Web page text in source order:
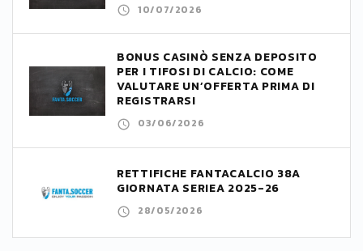
10/07/2026
BONUS CASINÒ SENZA DEPOSITO
PER I TIFOSI DI CALCIO: COME
VALUTARE UN’OFFERTA PRIMA DI
REGISTRARSI
03/06/2026
RETTIFICHE FANTACALCIO 38A
GIORNATA SERIEA 2025-26
28/05/2026